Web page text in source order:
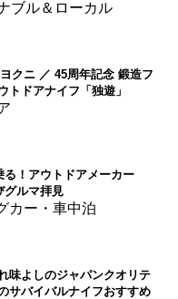
ブル＆ローカル
クニ ／ 45周年記念 鍛造フ
トドアナイフ「独遊」
る！アウトドアメーカー
グルマ拝見
カー・車中泊
味よしのジャパンクオリテ
サバイバルナイフおすすめ